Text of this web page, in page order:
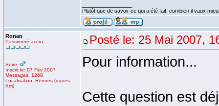
Plutôt que de savoir ce qui a été fait, combien il vaux
Ronan
Passionné accro
Sexe:
Inscrit le: 07 Fév 2007
Messages: 1268
Localisation: Rennes (qques
Km)
Posté le: 25 Mai 2007,
Pour information...
Cette question est